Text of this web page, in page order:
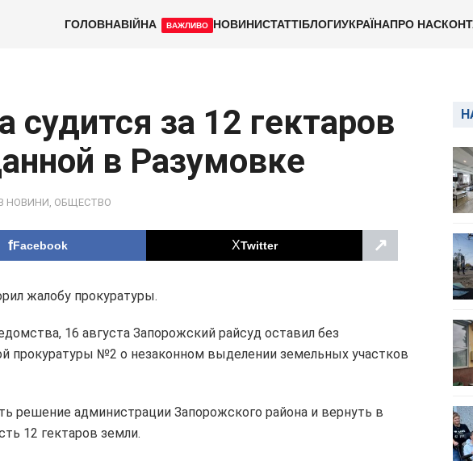
ГОЛОВНАВІЙНА ВАЖЛИВО НОВИНИСТАТТІБЛОГИУКРАЇНАПРО НАС
судится за 12 гектаров
в Разумовке
НОВИНИ ОБЩЕСТВО
Facebook Twitter ↗
жалобу прокуратуры.
16 августа Запорожский райсуд оставил без
прокуратуры №2 о незаконном выделении земельных участков
решение администрации Запорожского района и вернуть в
12 гектаров земли.